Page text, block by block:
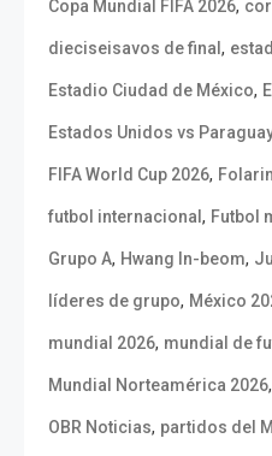
Copa Mundial FIFA 2026,
dieciseisavos de final,
Estadio Ciudad de México,
Estados Unidos vs
FIFA World Cup 2026,
futbol internacional, Futbol
Grupo A, Hwang In-beom,
líderes de grupo, México
mundial 2026, mundial de
Mundial Norteamérica 2026,
OBR Noticias, partidos del